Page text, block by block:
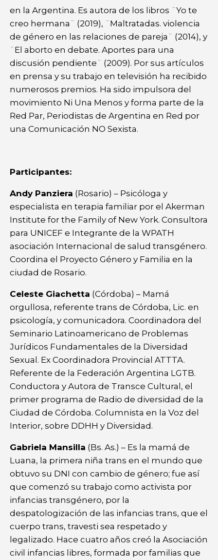
en la Argentina. Es autora de los libros ¨Yo te
creo hermana¨ (2019), ¨Maltratadas. violencia
de género en las relaciones de pareja¨ (2014), y
¨El aborto en debate. Aportes para una
discusión pendiente¨ (2009). Por sus artículos
en prensa y su trabajo en televisión ha recibido
numerosos premios. Ha sido impulsora del
movimiento Ni Una Menos y forma parte de la
Red Par, Periodistas de Argentina en Red por
una Comunicación NO Sexista.
Participantes:
Andy Panziera (Rosario) – Psicóloga y
especialista en terapia familiar por el Akerman
Institute for the Family of New York. Consultora
para UNICEF e Integrante de la WPATH
asociación Internacional de salud transgénero.
Coordina el Proyecto Género y Familia en la
ciudad de Rosario.
Celeste Giachetta (Córdoba) – Mamá
orgullosa, referente trans de Córdoba, Lic. en
psicología, y comunicadora. Coordinadora del
Seminario Latinoamericano de Problemas
Jurídicos Fundamentales de la Diversidad
Sexual. Ex Coordinadora Provincial ATTTA.
Referente de la Federación Argentina LGTB.
Conductora y Autora de Transce Cultural, el
primer programa de Radio de diversidad de la
Ciudad de Córdoba. Columnista en la Voz del
Interior, sobre DDHH y Diversidad.
Gabriela Mansilla (Bs. As.) – Es la mamá de
Luana, la primera niña trans en el mundo que
obtuvo su DNI con cambio de género; fue así
que comenzó su trabajo como activista por
infancias transgénero, por la
despatologización de las infancias trans, que el
cuerpo trans, travesti sea respetado y
legalizado. Hace cuatro años creó la Asociación
civil infancias libres, formada por familias que